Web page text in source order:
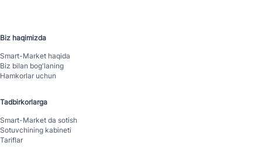
Biz haqimizda
Smart-Mаrket haqida
Biz bilan bog'laning
Hamkorlar uchun
Tadbirkorlarga
Smart-Mаrket da sotish
Sotuvchining kabineti
Tariflar